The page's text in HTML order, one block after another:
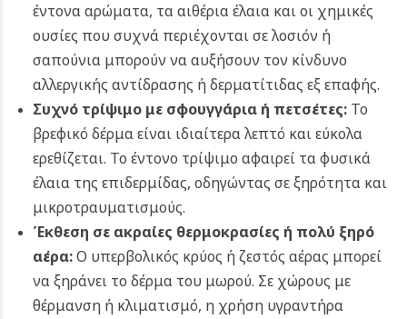
έντονα αρώματα, τα αιθέρια έλαια και οι χημικές
ουσίες που συχνά περιέχονται σε λοσιόν ή
σαπούνια μπορούν να αυξήσουν τον κίνδυνο
αλλεργικής αντίδρασης ή δερματίτιδας εξ επαφής.
Συχνό τρίψιμο με σφουγγάρια ή πετσέτες:Το
βρεφικό δέρμα είναι ιδιαίτερα λεπτό και εύκολα
ερεθίζεται. Το έντονο τρίψιμο αφαιρεί τα φυσικά
έλαια της επιδερμίδας, οδηγώντας σε ξηρότητα και
μικροτραυματισμούς.
Έκθεση σε ακραίες θερμοκρασίες ή πολύ ξηρό
αέρα:Ο υπερβολικός κρύος ή ζεστός αέρας μπορεί
να ξηράνει το δέρμα του μωρού. Σε χώρους με
θέρμανση ή κλιματισμό, η χρήση υγραντήρα